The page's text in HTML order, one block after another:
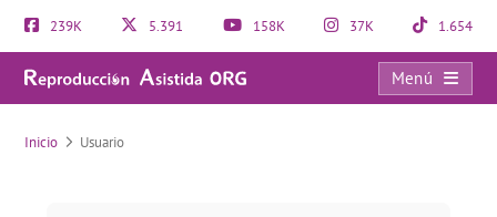
239K 5.391 158K 37K 1.654
Menú
Usuario
Inicio Usuario